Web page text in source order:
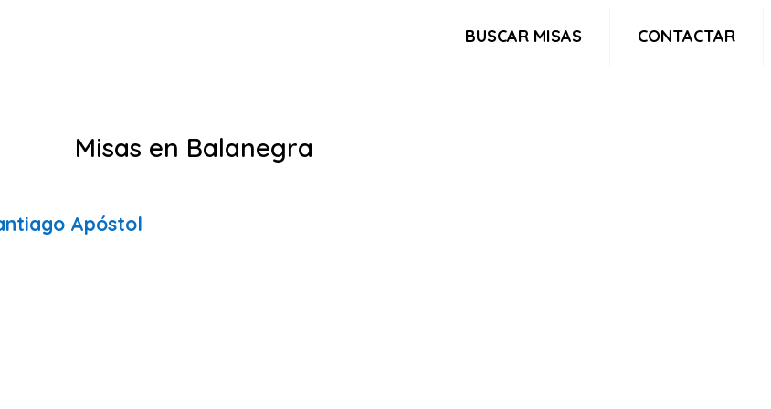
BUSCAR MISAS CONTACTAR
Misas en Balanegra
Apóstol